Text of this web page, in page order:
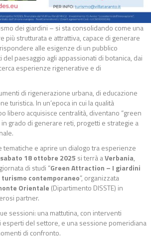
dei giardini – si sta consolidando come una
più strutturata e attrattiva, capace di generare
alle esigenze di un pubblico
paesaggio agli appassionati di botanica, dai
esperienze rigenerative e di
di rigenerazione urbana, di educazione
turistica. In un’epoca in cui la qualità
libero acquisisce centralità, diventano “green
grado di generare reti, progetti e strategie a
e aprire un dialogo tra esperienze
sabato 18 ottobre 2025 si terrà aVerbania,
di studi “Green Attraction – I giardini
contemporaneo”, organizzata
Orientale (Dipartimento DISSTE) in
partner.
sessioni: una mattutina, con interventi
esperti del settore, e una sessione pomeridiana
di confronto.